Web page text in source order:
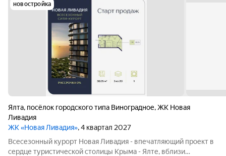
новостройка
Ялта, посёлок городского типа Виноградное,ЖК Новая
Ливадия
ЖК «Новая Ливадия», 4 квартал 2027
Всесезонный курорт Новая Ливадия - впечатляющий проект в
сердце туристической столицы Крыма - Ялте, вблизи